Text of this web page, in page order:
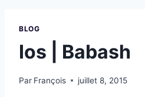
BLOG
Ios | Babash
Par François juillet 8, 2015